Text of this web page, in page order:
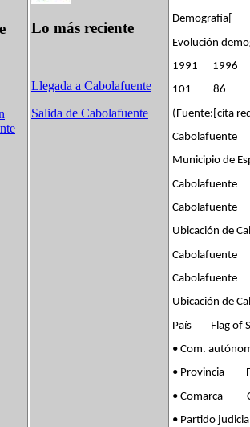
Lo más reciente
Llegada a Cabolafuente
Salida de Cabolafuente
Demografía[
Evolución
1991 1996
101 86
(Fuente:[cita
Cabolafuente
Municipio de
Cabolafuente
Cabolafuente
Ubicación de
Cabolafuente
Cabolafuente
Ubicación de
País Flag of
• Com.
• Provincia
• Comarca
• Partido